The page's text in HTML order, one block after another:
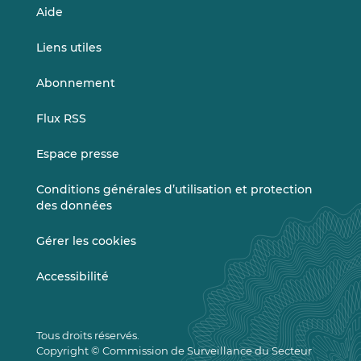
Aide
Liens utiles
Abonnement
Flux RSS
Espace presse
Conditions générales d’utilisation et protection
des données
Gérer les cookies
Accessibilité
Tous droits réservés.
Copyright © Commission de Surveillance du Secteur